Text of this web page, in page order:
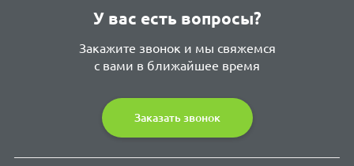
У вас есть вопросы?
Закажите звонок и мы свяжемся
с вами в ближайшее время
Заказать звонок